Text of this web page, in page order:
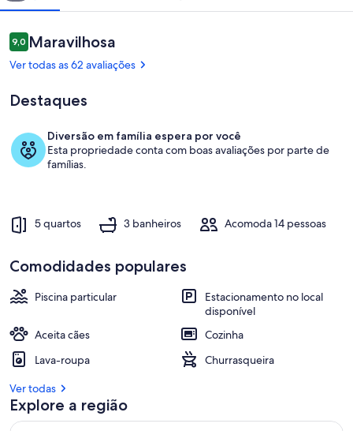
island
with
swimming
Área da propriedade
Avaliações
9,09,0 de 10
Maravilhosa
Ver todas as 62 avaliações
Destaques
Diversão em família espera por você
Esta propriedade conta com boas avaliações por parte de
famílias.
5 quartos 3 banheiros Acomoda 14 pessoas
Comodidades populares
Piscina particular
Estacionamento no local
disponível
Aceita cães
Cozinha
Lava-roupa
Churrasqueira
Ver todas
Explore a região